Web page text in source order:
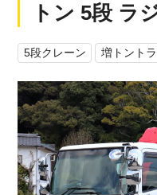
トン 5段 ラ
5段クレーン 増トント